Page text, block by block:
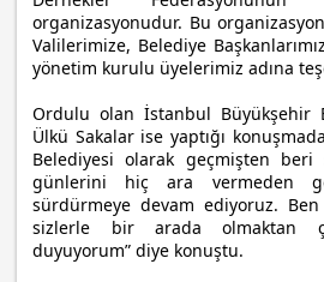
organizasyonudur. Bu
Valilerimize, Belediye
yönetim kurulu üyelerimiz adına
Ordulu olan İstanbul Büyükşehir
Ülkü Sakalar ise yaptığı
Belediyesi olarak geçmişten
günlerini hiç ara vermeden
sürdürmeye devam ediyoruz.
sizlerle bir arada olmaktan
duyuyorum” diye konuştu.